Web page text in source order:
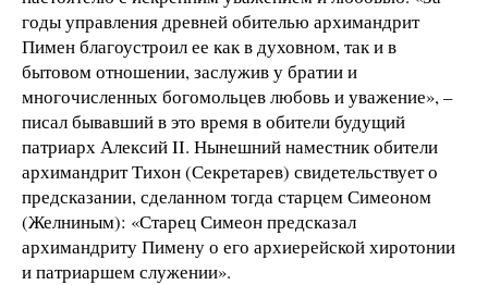
годы управления древней обителью архимандрит
Пимен благоустроил ее как в духовном, так и в
бытовом отношении, заслужив у братии и
многочисленных богомольцев любовь и уважение», –
писал бывавший в это время в обители будущий
патриарх Алексий II. Нынешний наместник обители
архимандрит Тихон (Секретарев) свидетельствует о
предсказании, сделанном тогда старцем Симеоном
(Желниным): «Старец Симеон предсказал
архимандриту Пимену о его архиерейской хиротонии
и патриаршем служении».